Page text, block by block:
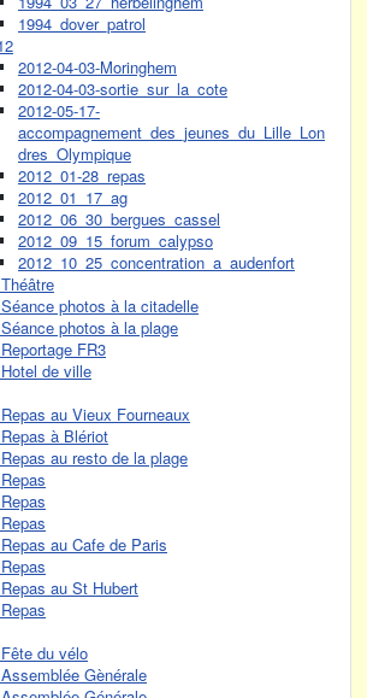
1994_dover_patrol
2012-04-03-Moringhem
2012-04-03-sortie_sur_la_cote
2012-05-17-
accompagnement_des_jeunes_du_Lille_Lon
dres_Olympique
2012_01-28_repas
2012_01_17_ag
2012_06_30_bergues_cassel
2012_09_15_forum_calypso
2012_10_25_concentration_a_audenfort
photos à la citadelle
photos à la plage
FR3
de ville
au Vieux Fourneaux
à Blériot
au resto de la plage
au Cafe de Paris
au St Hubert
du vélo
Gènérale